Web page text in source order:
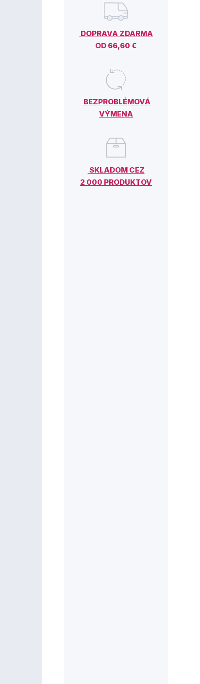
DOPRAVA ZDARMA
OD 66,60 €
BEZPROBLÉMOVÁ
VÝMENA
SKLADOM CEZ
2 000 PRODUKTOV